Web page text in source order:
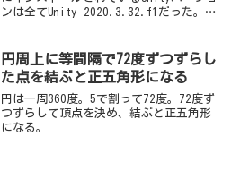
ンは全てUnity 2020.3.32.f1だった。
は、Unity 2020.3.33f1だった。
円周上に等間隔で72度ずつずらし
た点を結ぶと正五角形になる
円は一周360度。5で割って72度。72度ず
つずらして頂点を決め、結ぶと正五角形
になる。